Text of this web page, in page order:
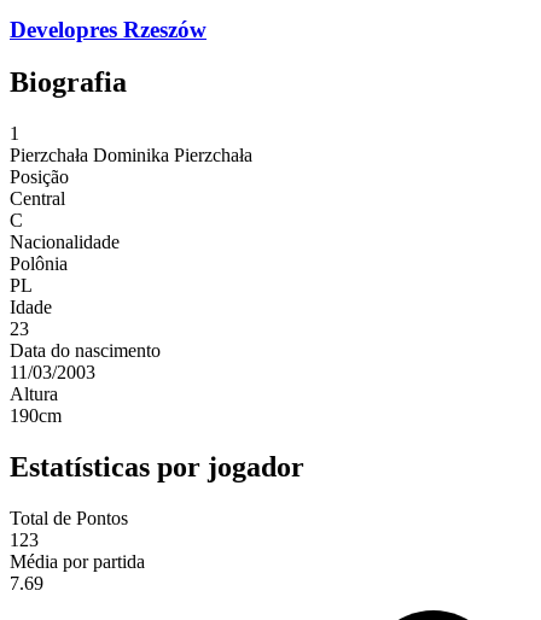
Developres Rzeszów
Biografia
1
Pierzchała Dominika Pierzchała
Posição
Central
C
Nacionalidade
Polônia
PL
Idade
23
Data do nascimento
11/03/2003
Altura
190cm
Estatísticas por jogador
Total de Pontos
123
Média por partida
7.69